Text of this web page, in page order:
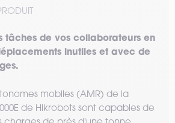
tâches de vos collaborateurs en
inutiles et avec de
mobiles (AMR) de la
de Hikrobots sont capables de